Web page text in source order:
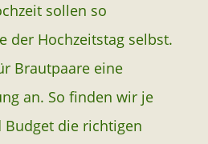
sollen so
der Hochzeitstag selbst.
Brautpaare eine
an. So finden wir je
die richtigen